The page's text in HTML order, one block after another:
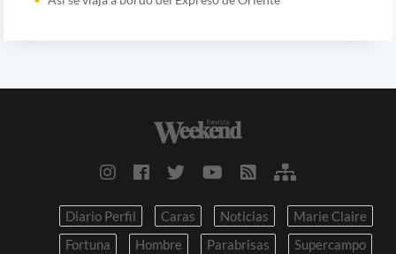
Diario Perfil Caras Noticias
Marie Claire
Fortuna
Hombre Parabrisas Supercampo